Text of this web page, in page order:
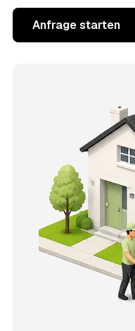
Anfrage starten